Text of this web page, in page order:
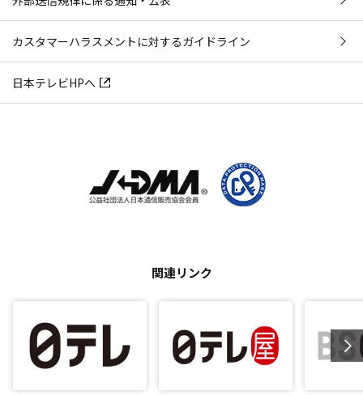
カスタマーハラスメントに対するガイドライン
日本テレビHPへ
関連リンク